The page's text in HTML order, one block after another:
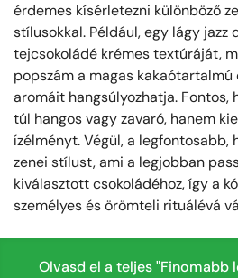
érdemes kísérletezni különböző
stílusokkal. Például, egy lágy jazz
tejcsokoládé krémes textúráját,
popszám a magas
aromáit hangsúlyozhatja. Fontos,
túl hangos vagy zavaró, hanem
ízélményt. Végül, a legfontosabb,
zenei stílust, ami a legjobban
kiválasztott csokoládéhoz, így a
személyes és örömteli rituálévá
Olvasd el a teljes "Finomabb